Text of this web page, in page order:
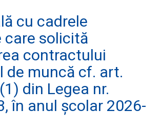
cu cadrele
care solicită
contractului
de muncă cf. art.
din Legea nr.
în anul școlar 2026-